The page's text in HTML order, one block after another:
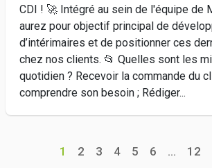
CDI ! 🚀 Intégré au sein de l'équipe de
aurez pour objectif principal de
d’intérimaires et de positionner ces
chez nos clients. 📂 Quelles sont les
quotidien ? Recevoir la commande du
comprendre son besoin ; Rédiger...
1 2 3 4 5 6 ... 12